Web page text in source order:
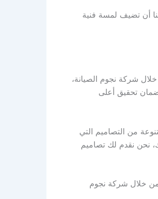
أن تضيف لمسة فنية
شركة نجوم الصيانة،
تحقيق أعلى
من التصاميم التي
نحن نقدم لك تصاميم
خلال شركة نجوم